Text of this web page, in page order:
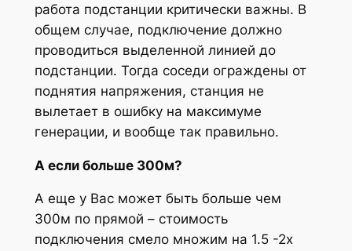
работа подстанции критически важны. В
общем случае, подключение должно
проводиться выделенной линией до
подстанции. Тогда соседи ограждены от
поднятия напряжения, станция не
вылетает в ошибку на максимуме
генерации, и вообще так правильно.
А если больше 300м?
А еще у Вас может быть больше чем
300м по прямой – стоимость
подключения смело множим на 1.5 -2х